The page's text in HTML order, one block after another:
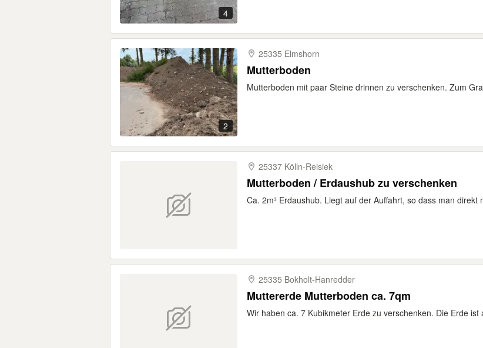
4
2
25335 Elmshorn
Mutterboden
Mutterboden mit paar Steine drinnen zu verschenken. Zum
25337 Kölln-​Reisiek
Mutterboden / Erdaushub zu verschenken
Ca. 2m³ Erdaushub. Liegt auf der Auffahrt, so dass man
25335 Bokholt-​Hanredder
Muttererde Mutterboden ca. 7qm
Wir haben ca. 7 Kubikmeter Erde zu verschenken. Die Erde